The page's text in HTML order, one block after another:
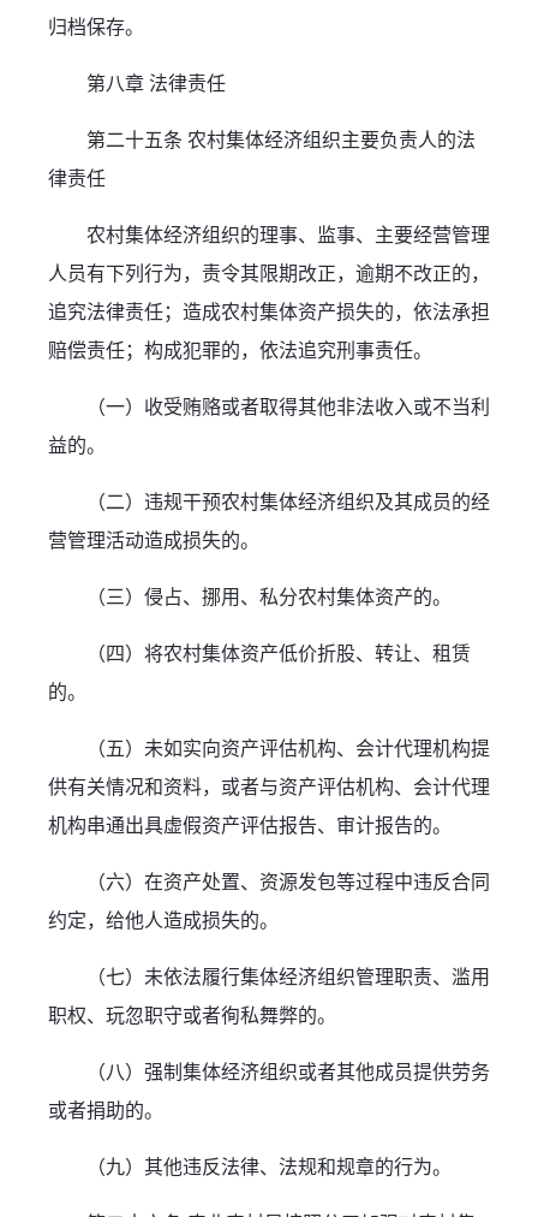
归档保存。
第八章 法律责任
第二十五条 农村集体经济组织主要负责人的法
律责任
农村集体经济组织的理事、监事、主要经营管理
人员有下列行为，责令其限期改正，逾期不改正的，
追究法律责任；造成农村集体资产损失的，依法承担
赔偿责任；构成犯罪的，依法追究刑事责任。
（一）收受贿赂或者取得其他非法收入或不当利
益的。
（二）违规干预农村集体经济组织及其成员的经
营管理活动造成损失的。
（三）侵占、挪用、私分农村集体资产的。
（四）将农村集体资产低价折股、转让、租赁
的。
（五）未如实向资产评估机构、会计代理机构提
供有关情况和资料，或者与资产评估机构、会计代理
机构串通出具虚假资产评估报告、审计报告的。
（六）在资产处置、资源发包等过程中违反合同
约定，给他人造成损失的。
（七）未依法履行集体经济组织管理职责、滥用
职权、玩忽职守或者徇私舞弊的。
（八）强制集体经济组织或者其他成员提供劳务
或者捐助的。
（九）其他违反法律、法规和规章的行为。